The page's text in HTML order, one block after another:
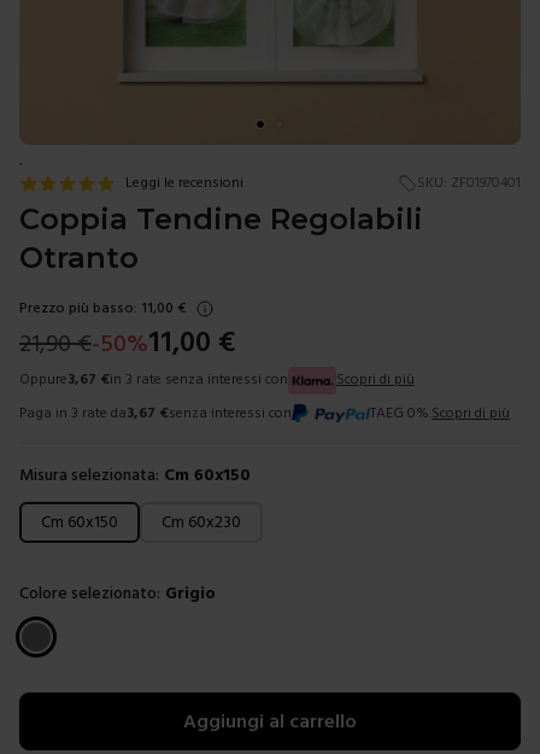
.
Leggi le recensioni SKU: ZF01970401
Coppia Tendine Regolabili
Otranto
Prezzo più basso: 11,00 €
21,90€-50%11,00 €
Oppure3,67 €in 3 rate senza interessi con
Scopri di più
Paga in 3 rate da3,67 €senza interessi con TAEG 0%. Scopri di più
Misura selezionata: Cm 60x150
Scegli una misura
Cm 60x150 Cm 60x230
Colore selezionato: Grigio
Scegli un colore
Aggiungi al carrello